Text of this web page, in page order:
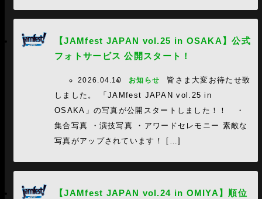
【JAMfest JAPAN vol.25 in OSAKA】公式
フォトサービス 公開スタート！
2026.04.10 お知らせ
皆さま大変お待たせ致
しました。 「JAMfest JAPAN vol.25 in
OSAKA」の写真が公開スタートしました！！ ・
集合写真 ・演技写真 ・アワードセレモニー 素敵な
写真がアップされています！ […]
【JAMfest JAPAN vol.24 in OMIYA】順位